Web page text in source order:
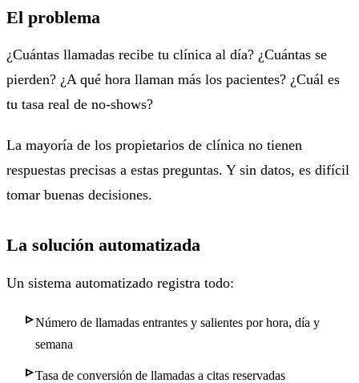
El problema
¿Cuántas llamadas recibe tu clínica al día? ¿Cuántas se
pierden? ¿A qué hora llaman más los pacientes? ¿Cuál es
tu tasa real de no-shows?
La mayoría de los propietarios de clínica no tienen
respuestas precisas a estas preguntas. Y sin datos, es difícil
tomar buenas decisiones.
La solución automatizada
Un sistema automatizado registra todo:
Número de llamadas entrantes y salientes por hora, día y
semana
Tasa de conversión de llamadas a citas reservadas